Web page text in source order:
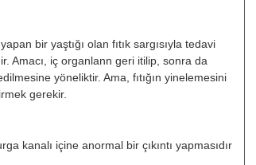
bir yaştığı olan fıtık sargısıyla tedavi
Amacı, iç organlann geri itilip, sonra da
yöneliktir. Ama, fıtığın yinelemesini
gerekir.
kanalı içine anormal bir çıkıntı yapmasıdır